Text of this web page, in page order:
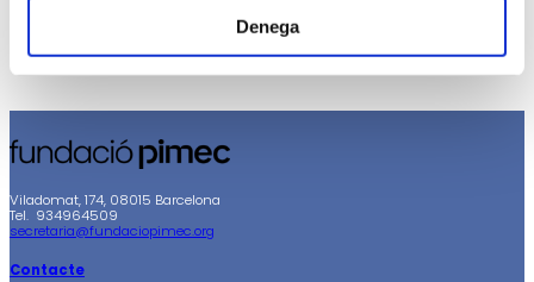
Denega
Viladomat, 174, 08015 Barcelona
Tel. 934964509
secretaria@fundaciopimec.org
Contacte